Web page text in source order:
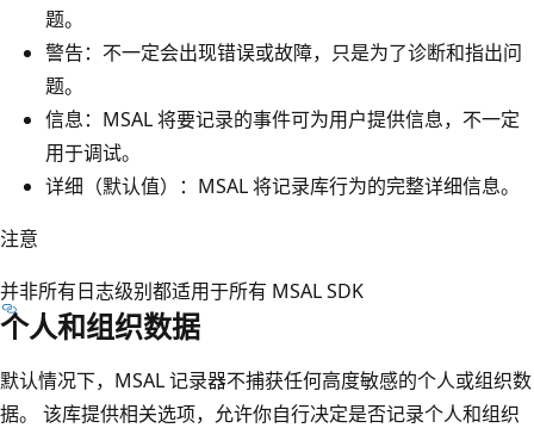
题。
警告：不一定会出现错误或故障，只是为了诊断和指出问
题。
信息：MSAL 将要记录的事件可为用户提供信息，不一定
用于调试。
详细（默认值）：MSAL 将记录库行为的完整详细信息。
注意
并非所有日志级别都适用于所有 MSAL SDK
个人和组织数据
默认情况下，MSAL 记录器不捕获任何高度敏感的个人或组织数
据。 该库提供相关选项，允许你自行决定是否记录个人和组织